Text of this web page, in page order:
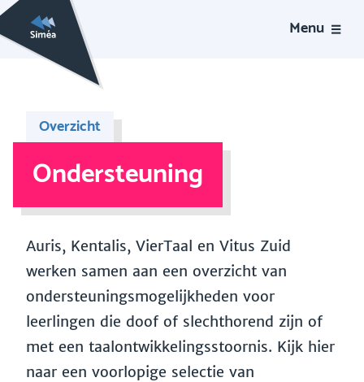
Menu
Overzicht
Ondersteuning
Auris, Kentalis, VierTaal en Vitus Zuid
werken samen aan een overzicht van
ondersteuningsmogelijkheden voor
leerlingen die doof of slechthorend zijn of
met een taalontwikkelingsstoornis. Kijk hier
naar een voorlopige selectie van